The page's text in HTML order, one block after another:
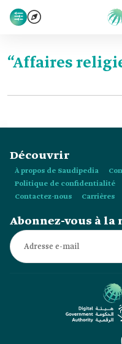
“Affaires
Découvrir
À propos de Saudipedia
Politique de confidentialité
Contactez-nous
Carrières
Abonnez-vous à